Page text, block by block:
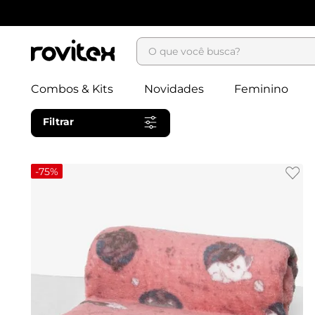
O que você busca?
Combos & Kits Novidades Feminino
Filtrar
-75%